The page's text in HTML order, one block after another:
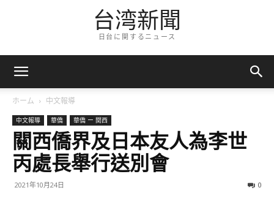
台湾新聞
日台に関するニュース
ホーム 中文報導
中文報導 華僑 華僑 ー 関西
關西僑界及日本友人為李世
丙處長舉行送別會
2021年10月24日 0